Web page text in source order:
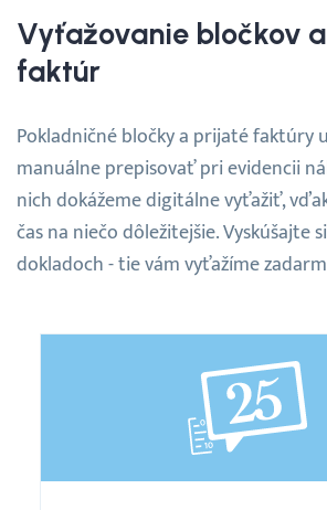
Kontakt a média
Webináre
Blog
Vyhľadávanie
Slovenčina
Slovenčina
30 DNÍ ZADARMO
Vyťažovanie bločkov
faktúr
Pokladničné bločky a prijaté faktúry
manuálne prepisovať pri evidencii
nich dokážeme digitálne vyťažiť,
čas na niečo dôležitejšie. Vyskúšajte
dokladoch - tie vám vyťažíme
Balíček